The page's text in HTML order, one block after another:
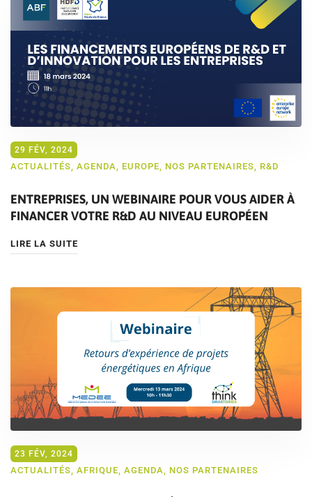
29 FÉV, 2024
ACTUALITÉS, AGENDA, EUROPE, NOS PARTENAIRES, R&D
ENTREPRISES, UN WEBINAIRE POUR VOUS AIDER À
FINANCER VOTRE R&D AU NIVEAU EUROPÉEN
LIRE LA SUITE
23 FÉV, 2024
ACTUALITÉS, AFRIQUE, AGENDA, NOS PARTENAIRES